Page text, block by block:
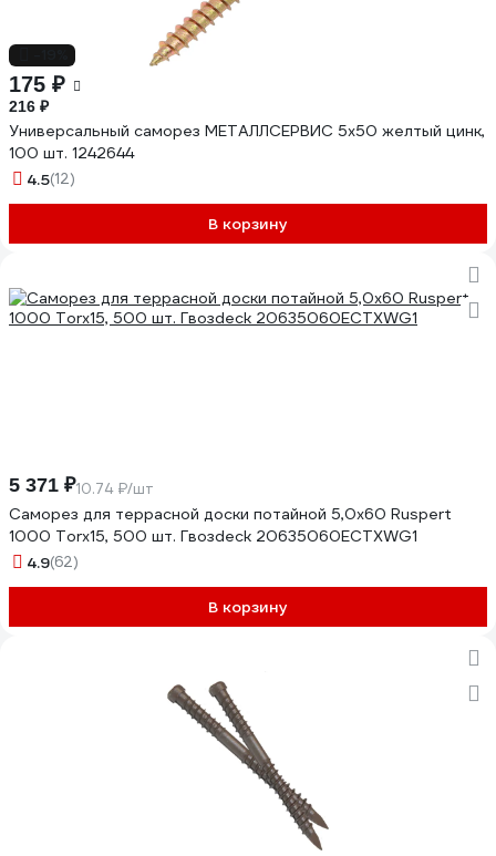
175 ₽
216 ₽
Универсальный саморез МЕТАЛЛСЕРВИС 5x50 желтый цинк,
100 шт. 1242644
4.5(12)
В корзину
5 371 ₽10.74 ₽/шт
Саморез для террасной доски потайной 5,0х60 Ruspert
1000 Torx15, 500 шт. Гвозdeck 20635060ECTXWG1
4.9(62)
В корзину